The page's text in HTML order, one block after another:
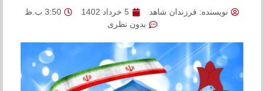
نویسنده: فرزندان شاهد 5 خرداد 1402
3:50 ب.ظ
بدون نظری